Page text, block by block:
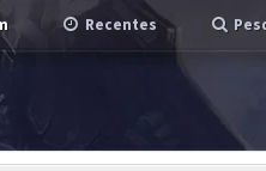
Recentes